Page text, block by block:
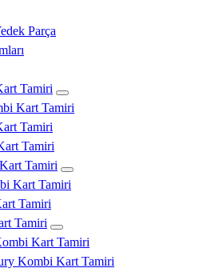
Parça
Tamiri
Kart Tamiri
Tamiri
Tamiri
Tamiri
Kart Tamiri
Tamiri
Tamiri
Kart Tamiri
Kombi Kart Tamiri